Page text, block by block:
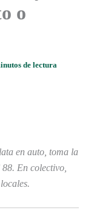
o
de lectura
en auto, toma la
En colectivo,